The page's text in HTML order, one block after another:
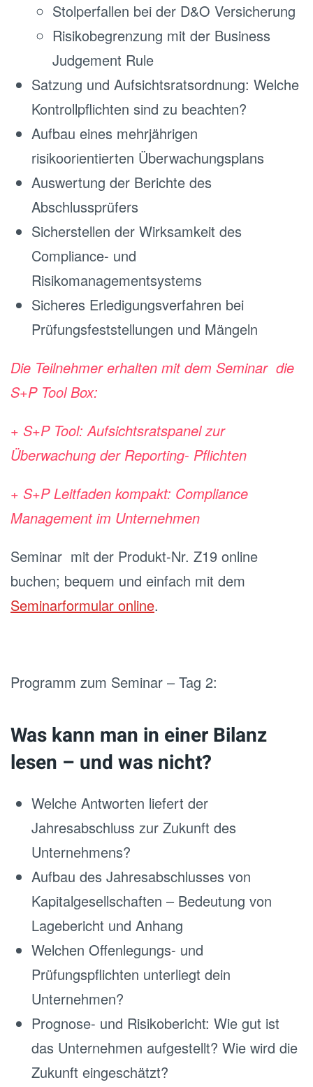
Stolperfallen bei der D&O Versicherung
Risikobegrenzung mit der Business
Judgement Rule
Satzung und Aufsichtsratsordnung: Welche
Kontrollpflichten sind zu beachten?
Aufbau eines mehrjährigen
risikoorientierten Überwachungsplans
Auswertung der Berichte des
Abschlussprüfers
Sicherstellen der Wirksamkeit des
Compliance- und
Risikomanagementsystems
Sicheres Erledigungsverfahren bei
Prüfungsfeststellungen und Mängeln
Die Teilnehmer erhalten mit dem Seminar die
S+P Tool Box:
+ S+P Tool: Aufsichtsratspanel zur
Überwachung der Reporting- Pflichten
+ S+P Leitfaden kompakt: Compliance
Management im Unternehmen
Seminar mit der Produkt-Nr. Z19 online
buchen; bequem und einfach mit dem
Seminarformular online.
Programm zum Seminar – Tag 2:
Was kann man in einer Bilanz
lesen – und was nicht?
Welche Antworten liefert der
Jahresabschluss zur Zukunft des
Unternehmens?
Aufbau des Jahresabschlusses von
Kapitalgesellschaften – Bedeutung von
Lagebericht und Anhang
Welchen Offenlegungs- und
Prüfungspflichten unterliegt dein
Unternehmen?
Prognose- und Risikobericht: Wie gut ist
das Unternehmen aufgestellt? Wie wird die
Zukunft eingeschätzt?